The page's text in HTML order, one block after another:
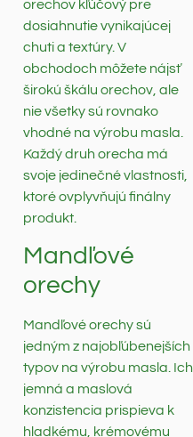
orechov kľúčový pre
dosiahnutie vynikajúcej
chuti a textúry. V
obchodoch môžete nájsť
širokú škálu orechov, ale
nie všetky sú rovnako
vhodné na výrobu masla.
Každý druh orecha má
svoje jedinečné vlastnosti,
ktoré ovplyvňujú finálny
produkt.
Mandľové
orechy
Mandľové orechy sú
jedným z najobľúbenejších
typov na výrobu masla. Ich
jemná a maslová
konzistencia prispieva k
hladkému, krémovému